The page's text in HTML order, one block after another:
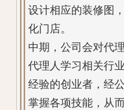
设计相应的装修图
化门店。
中期，公司会对代
代理人学习相关行
经验的创业者，经
掌握各项技能，从